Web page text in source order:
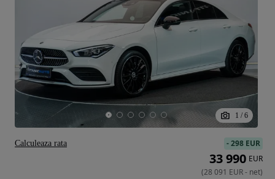
1 / 6
-298 EUR
33 990 EUR
(28 091 EUR- net)
Calculeaza rata